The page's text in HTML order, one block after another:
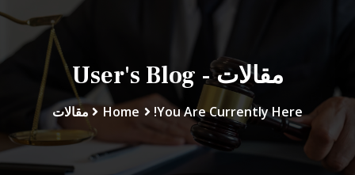
مقالات - User's Blog
You Are Currently Here!
Home مقالات